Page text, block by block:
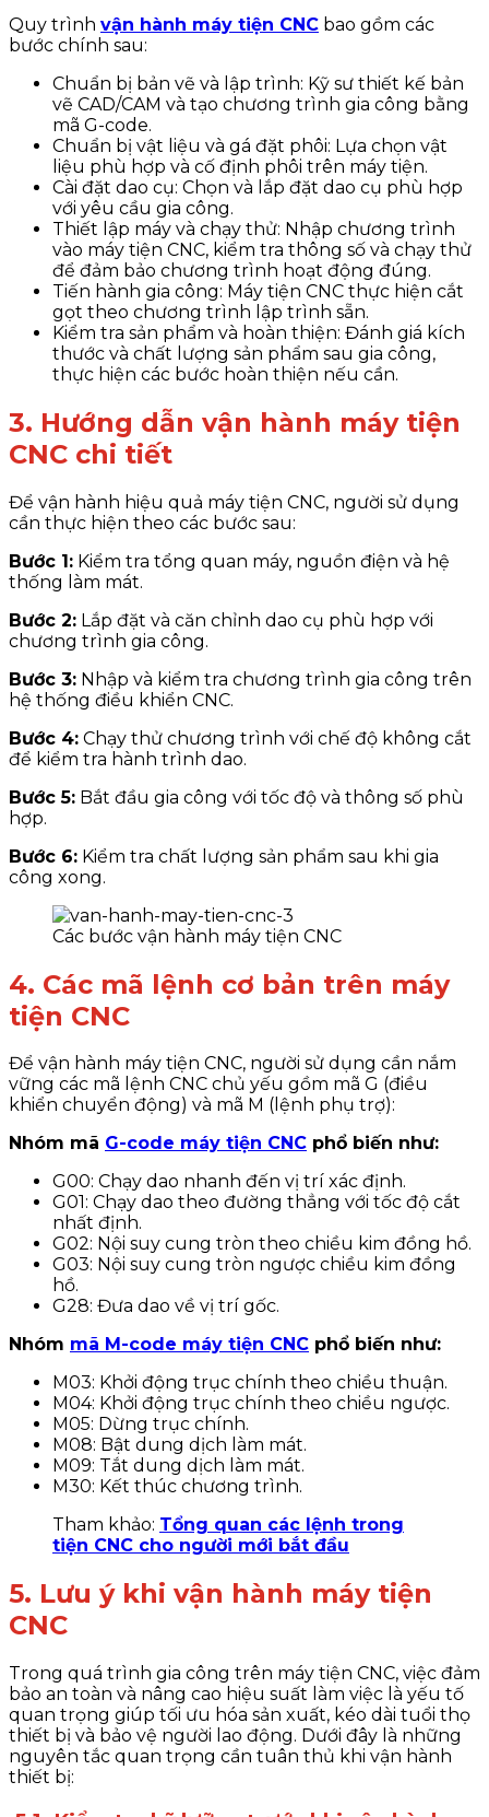
Quy trình vận hành máy tiện CNC bao gồm các
bước chính sau:
Chuẩn bị bản vẽ và lập trình: Kỹ sư thiết kế bản
vẽ CAD/CAM và tạo chương trình gia công bằng
mã G-code.
Chuẩn bị vật liệu và gá đặt phôi: Lựa chọn vật
liệu phù hợp và cố định phôi trên máy tiện.
Cài đặt dao cụ: Chọn và lắp đặt dao cụ phù hợp
với yêu cầu gia công.
Thiết lập máy và chạy thử: Nhập chương trình
vào máy tiện CNC, kiểm tra thông số và chạy thử
để đảm bảo chương trình hoạt động đúng.
Tiến hành gia công: Máy tiện CNC thực hiện cắt
gọt theo chương trình lập trình sẵn.
Kiểm tra sản phẩm và hoàn thiện: Đánh giá kích
thước và chất lượng sản phẩm sau gia công,
thực hiện các bước hoàn thiện nếu cần.
3. Hướng dẫn vận hành máy tiện
CNC chi tiết
Để vận hành hiệu quả máy tiện CNC, người sử dụng
cần thực hiện theo các bước sau:
Bước 1: Kiểm tra tổng quan máy, nguồn điện và hệ
thống làm mát.
Bước 2: Lắp đặt và căn chỉnh dao cụ phù hợp với
chương trình gia công.
Bước 3: Nhập và kiểm tra chương trình gia công trên
hệ thống điều khiển CNC.
Bước 4: Chạy thử chương trình với chế độ không cắt
để kiểm tra hành trình dao.
Bước 5: Bắt đầu gia công với tốc độ và thông số phù
hợp.
Bước 6: Kiểm tra chất lượng sản phẩm sau khi gia
công xong.
Các bước vận hành máy tiện CNC
4. Các mã lệnh cơ bản trên máy
tiện CNC
Để vận hành máy tiện CNC, người sử dụng cần nắm
vững các mã lệnh CNC chủ yếu gồm mã G (điều
khiển chuyển động) và mã M (lệnh phụ trợ):
Nhóm mã G-code máy tiện CNC phổ biến như:
G00: Chạy dao nhanh đến vị trí xác định.
G01: Chạy dao theo đường thẳng với tốc độ cắt
nhất định.
G02: Nội suy cung tròn theo chiều kim đồng hồ.
G03: Nội suy cung tròn ngược chiều kim đồng
hồ.
G28: Đưa dao về vị trí gốc.
Nhóm mã M-code máy tiện CNC phổ biến như:
M03: Khởi động trục chính theo chiều thuận.
M04: Khởi động trục chính theo chiều ngược.
M05: Dừng trục chính.
M08: Bật dung dịch làm mát.
M09: Tắt dung dịch làm mát.
M30: Kết thúc chương trình.
Tham khảo: Tổng quan các lệnh trong
tiện CNC cho người mới bắt đầu
5. Lưu ý khi vận hành máy tiện
CNC
Trong quá trình gia công trên máy tiện CNC, việc đảm
bảo an toàn và nâng cao hiệu suất làm việc là yếu tố
quan trọng giúp tối ưu hóa sản xuất, kéo dài tuổi thọ
thiết bị và bảo vệ người lao động. Dưới đây là những
nguyên tắc quan trọng cần tuân thủ khi vận hành
thiết bị: